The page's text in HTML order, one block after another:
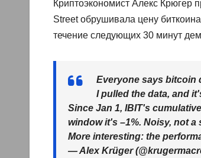
Криптоэкономист Алекс Крюгер
Street обрушивала цену
течение следующих 30 минут
Everyone says bitcoin
I pulled the data, and
Since Jan 1, IBIT's
window it's –1%. Noisy, not a
More interesting: the
— Alex Krüger